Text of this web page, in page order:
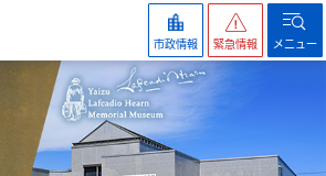
市政情報 緊急情報 メニュー